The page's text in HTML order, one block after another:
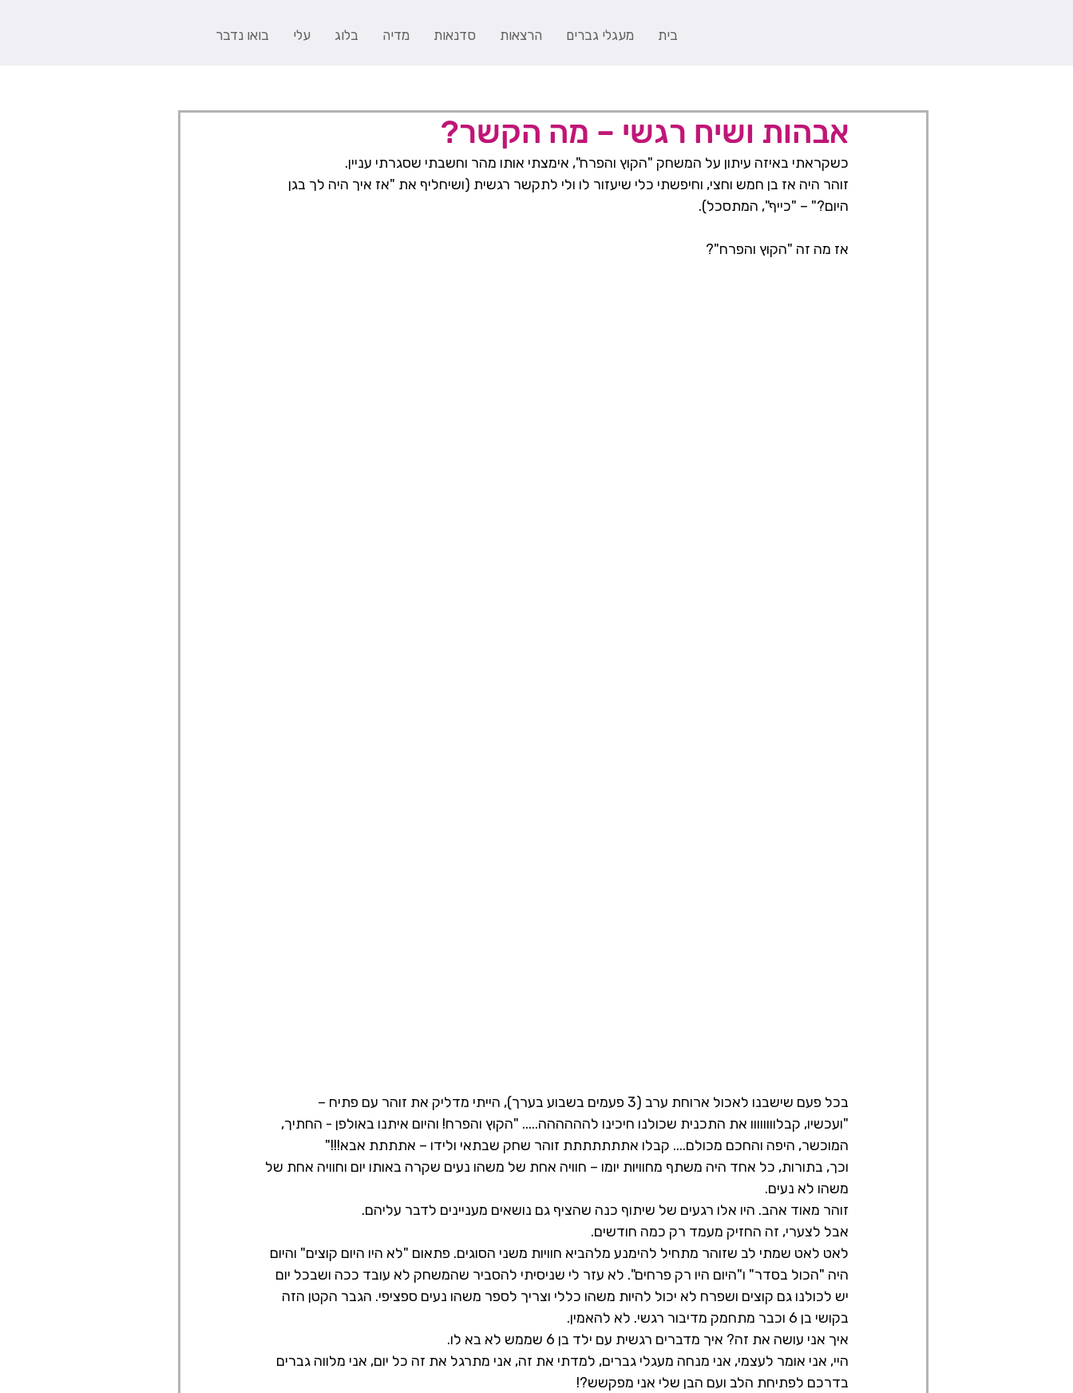
בית מעגלי גברים הרצאות סדנאות מדיה בלוג עלי בואו נדבר
אבהות ושיח רגשי – מה הקשר?
כשקראתי באיזה עיתון על המשחק "הקוץ והפרח", אימצתי אותו מהר וחשבתי שסגרתי עניין.
זוהר היה אז בן חמש וחצי, וחיפשתי כלי שיעזור לו ולי לתקשר רגשית (ושיחליף את "אז איך היה לך בגן
היום?" – "כייף", המתסכל).
אז מה זה "הקוץ והפרח"?
בכל פעם שישבנו לאכול ארוחת ערב (3 פעמים בשבוע בערך), הייתי מדליק את זוהר עם פתיח –
"ועכשיו, קבלוווווווו את התכנית שכולנו חיכינו להההההה..... "הקוץ והפרח! והיום איתנו באולפן - החתיך,
המוכשר, היפה והחכם מכולם.... קבלו אתתתתתתת זוהר שחק שבתאי ולידו – אתתתת אבא!!!"
וכך, בתורות, כל אחד היה משתף מחוויות יומו – חוויה אחת של משהו נעים שקרה באותו יום וחוויה אחת של
משהו לא נעים.
זוהר מאוד אהב. היו אלו רגעים של שיתוף כנה שהציף גם נושאים מעניינים לדבר עליהם.
אבל לצערי, זה החזיק מעמד רק כמה חודשים.
לאט לאט שמתי לב שזוהר מתחיל להימנע מלהביא חוויות משני הסוגים. פתאום "לא היו היום קוצים" והיום
היה "הכול בסדר" ו"היום היו רק פרחים". לא עזר לי שניסיתי להסביר שהמשחק לא עובד ככה ושבכל יום
יש לכולנו גם קוצים ושפרח לא יכול להיות משהו כללי וצריך לספר משהו נעים ספציפי. הגבר הקטן הזה
בקושי בן 6 וכבר מתחמק מדיבור רגשי. לא להאמין.
איך אני עושה את זה? איך מדברים רגשית עם ילד בן 6 שממש לא בא לו.
היי, אני אומר לעצמי, אני מנחה מעגלי גברים, למדתי את זה, אני מתרגל את זה כל יום, אני מלווה גברים
בדרכם לפתיחת הלב ועם הבן שלי אני מפקשש?!